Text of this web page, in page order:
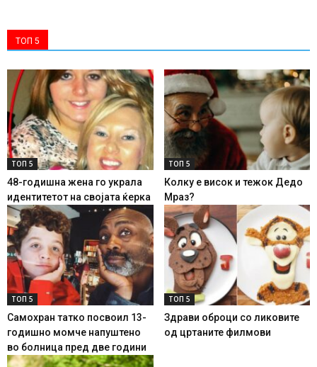
ТОП 5
ТОП 5
48-годишна жена го украла
идентитетот на својата ќерка
ТОП 5
Колку е висок и тежок Дедо
Мраз?
ТОП 5
Самохран татко посвоил 13-
годишно момче напуштено
во болница пред две години
ТОП 5
Здрави оброци со ликовите
од цртаните филмови